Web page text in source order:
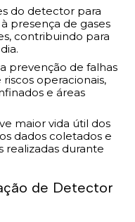
do detector para
presença de gases
contribuindo para
prevenção de falhas
operacionais,
e áreas
maior vida útil dos
dados coletados e
realizadas durante
de Detector